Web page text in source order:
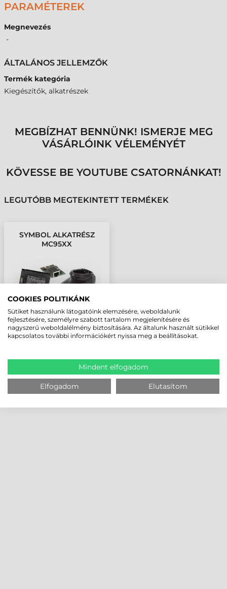
PARAMÉTEREK
Megnevezés
-
ÁLTALÁNOS JELLEMZŐK
Termék kategória
Kiegészítők, alkatrészek
MEGBÍZHAT BENNÜNK! ISMERJE MEG
VÁSÁRLÓINK VÉLEMÉNYÉT
KÖVESSE BE YOUTUBE CSATORNÁNKAT!
LEGUTÓBB MEGTEKINTETT TERMÉKEK
SYMBOL ALKATRÉSZ
MC95XX
4800MAH
COOKIES POLITIKÁNK
Sütiket használunk látogatóink elemzésére, weboldalunk
fejlesztésére, személyre szabott tartalom megjelenítésére és
nagyszerű weboldalélmény biztosítására. Az általunk használt sütikkel
kapcsolatos további információkért nyissa meg a beállításokat.
Mindent elfogadom
Elfogadom Elutasítom